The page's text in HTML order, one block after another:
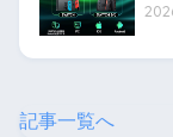
記事一覧へ